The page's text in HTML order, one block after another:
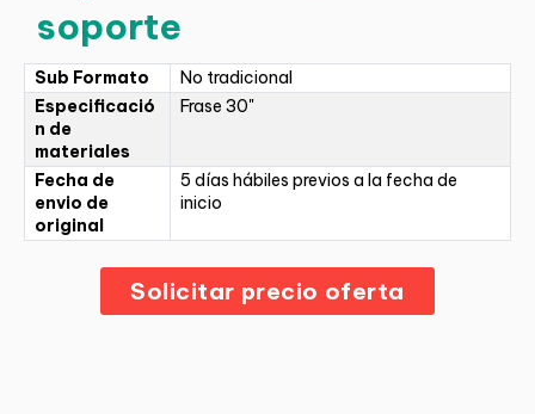
soporte
Sub Formato
No tradicional
Especificació
n de
materiales
Frase 30"
Fecha de
envio de
original
5 días hábiles previos a la fecha de
inicio
Solicitar precio oferta